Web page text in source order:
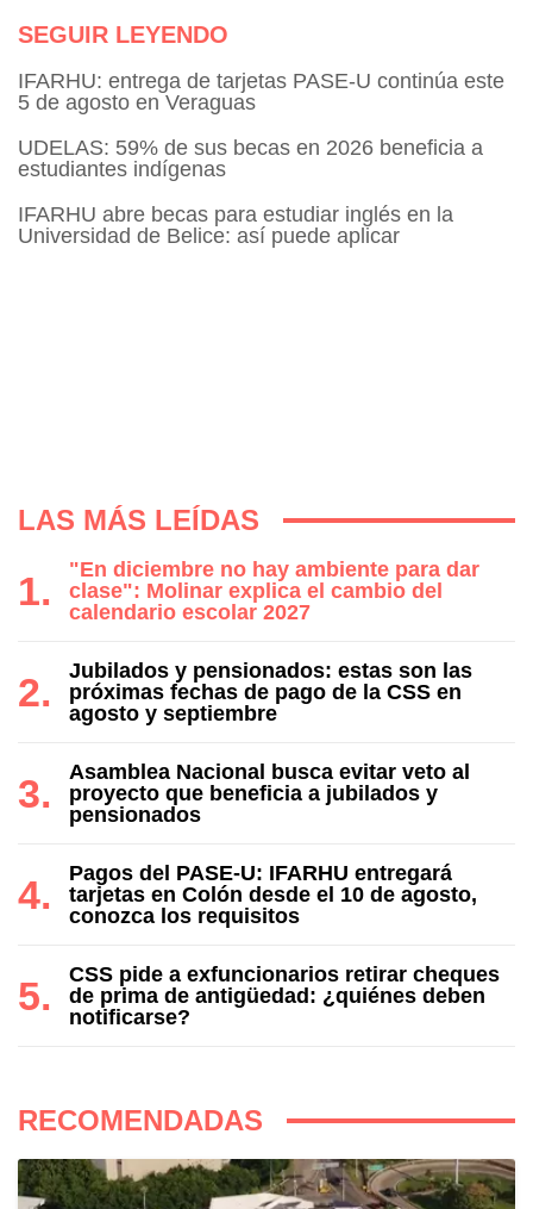
SEGUIR LEYENDO
IFARHU: entrega de tarjetas PASE-U continúa este
5 de agosto en Veraguas
UDELAS: 59% de sus becas en 2026 beneficia a
estudiantes indígenas
IFARHU abre becas para estudiar inglés en la
Universidad de Belice: así puede aplicar
LAS MÁS LEÍDAS
"En diciembre no hay ambiente para dar
clase": Molinar explica el cambio del
calendario escolar 2027
Jubilados y pensionados: estas son las
próximas fechas de pago de la CSS en
agosto y septiembre
Asamblea Nacional busca evitar veto al
proyecto que beneficia a jubilados y
pensionados
Pagos del PASE-U: IFARHU entregará
tarjetas en Colón desde el 10 de agosto,
conozca los requisitos
CSS pide a exfuncionarios retirar cheques
de prima de antigüedad: ¿quiénes deben
notificarse?
RECOMENDADAS